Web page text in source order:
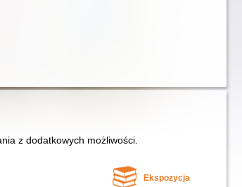
z dodatkowych możliwości.
Ekspozycja